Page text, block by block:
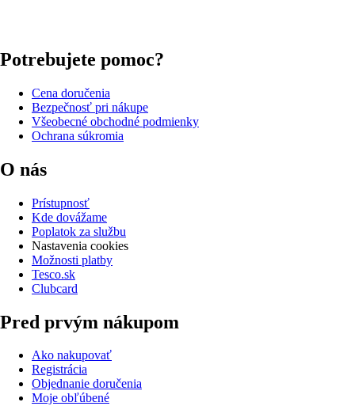
Potrebujete pomoc?
Cena doručenia
Bezpečnosť pri nákupe
Všeobecné obchodné podmienky
Ochrana súkromia
O nás
Prístupnosť
Kde dovážame
Poplatok za službu
Nastavenia cookies
Možnosti platby
Tesco.sk
Clubcard
Pred prvým nákupom
Ako nakupovať
Registrácia
Objednanie doručenia
Moje obľúbené